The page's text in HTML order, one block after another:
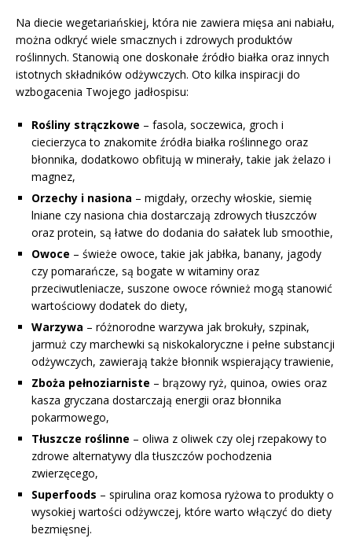
Na diecie wegetariańskiej, która nie zawiera mięsa ani nabiału,
można odkryć wiele smacznych i zdrowych produktów
roślinnych. Stanowią one doskonałe źródło białka oraz innych
istotnych składników odżywczych. Oto kilka inspiracji do
wzbogacenia Twojego jadłospisu:
Rośliny strączkowe – fasola, soczewica, groch i
ciecierzyca to znakomite źródła białka roślinnego oraz
błonnika, dodatkowo obfitują w minerały, takie jak żelazo i
magnez,
Orzechy i nasiona – migdały, orzechy włoskie, siemię
lniane czy nasiona chia dostarczają zdrowych tłuszczów
oraz protein, są łatwe do dodania do sałatek lub smoothie,
Owoce – świeże owoce, takie jak jabłka, banany, jagody
czy pomarańcze, są bogate w witaminy oraz
przeciwutleniacze, suszone owoce również mogą stanowić
wartościowy dodatek do diety,
Warzywa – różnorodne warzywa jak brokuły, szpinak,
jarmuż czy marchewki są niskokaloryczne i pełne substancji
odżywczych, zawierają także błonnik wspierający trawienie,
Zboża pełnoziarniste – brązowy ryż, quinoa, owies oraz
kasza gryczana dostarczają energii oraz błonnika
pokarmowego,
Tłuszcze roślinne – oliwa z oliwek czy olej rzepakowy to
zdrowe alternatywy dla tłuszczów pochodzenia
zwierzęcego,
Superfoods – spirulina oraz komosa ryżowa to produkty o
wysokiej wartości odżywczej, które warto włączyć do diety
bezmięsnej.